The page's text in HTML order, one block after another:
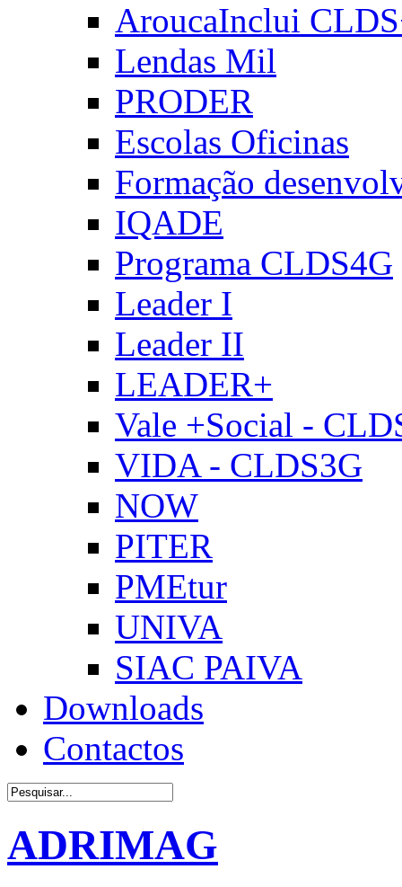
AroucaInclui
Lendas Mil
PRODER
Escolas Oficinas
Formação
IQADE
Programa CLDS4G
Leader I
Leader II
LEADER+
Vale +Social -
VIDA - CLDS3G
NOW
PITER
PMEtur
UNIVA
SIAC PAIVA
Downloads
Contactos
ADRIMAG